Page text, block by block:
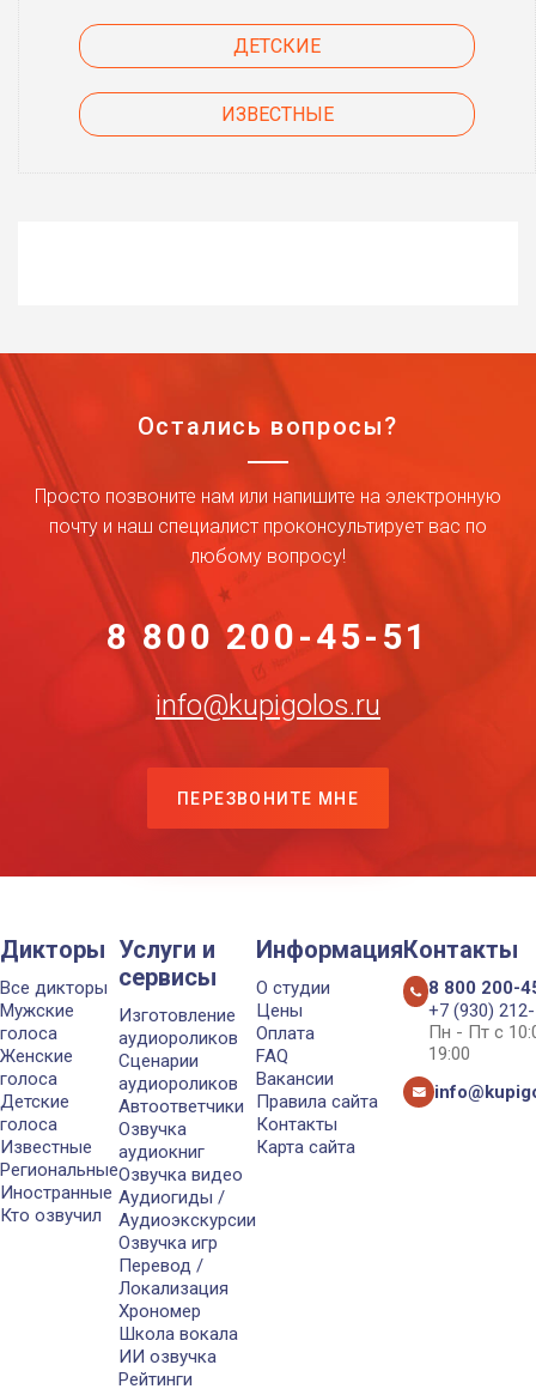
ДЕТСКИЕ
ИЗВЕСТНЫЕ
Остались вопросы?
Просто позвоните нам или напишите на электронную
почту и наш специалист проконсультирует вас по
любому вопросу!
8 800 200-45-51
info@kupigolos.ru
ПЕРЕЗВОНИТЕ МНЕ
Дикторы
Все дикторы
Мужские
голоса
Женские
голоса
Детские
голоса
Известные
Региональные
Иностранные
Кто озвучил
Услуги и
сервисы
Изготовление
аудиороликов
Сценарии
аудиороликов
Автоответчики
Озвучка
аудиокниг
Озвучка видео
Аудиогиды /
Аудиоэкскурсии
Озвучка игр
Перевод /
Локализация
Хрономер
Школа вокала
ИИ озвучка
Рейтинги
Информация
О студии
Цены
Оплата
FAQ
Вакансии
Правила сайта
Контакты
Карта сайта
Контакты
8 800 200-
+7 (930)
Пн - Пт с
19:00